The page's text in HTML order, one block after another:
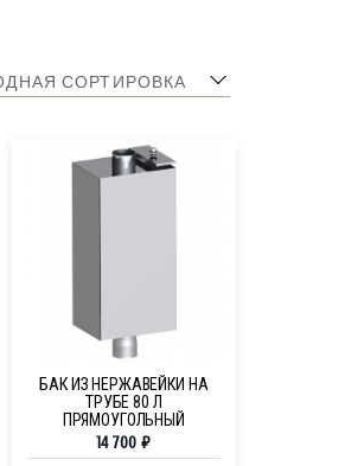
БАК ИЗ НЕРЖАВЕЙКИ НА
ТРУБЕ 80 Л
ПРЯМОУГОЛЬНЫЙ
14 700₽